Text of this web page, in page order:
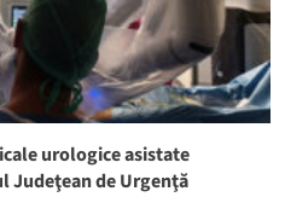
urologice asistate
Judeţean de Urgenţă